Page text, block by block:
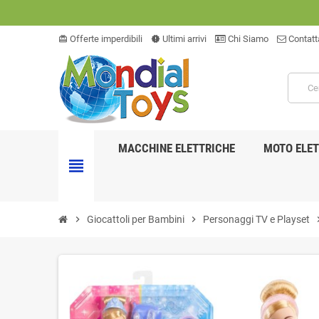
card_giftcard Offerte imperdibili new_releases Ultimi arrivi Chi Siamo
view_headline
MACCHINE ELETTRICHE MOTO
chevron_right Giocattoli per Bambini chevron_right Personaggi TV e Playset